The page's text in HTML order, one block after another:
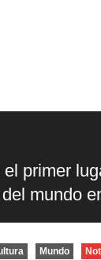
primer
mundo
Mundo